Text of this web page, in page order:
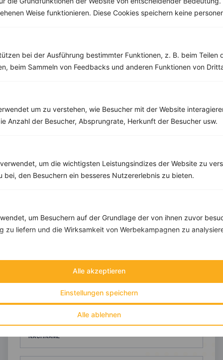
Weise funktionieren. Diese Cookies speichern keine
bei der Ausführung bestimmter Funktionen, z. B. beim Teilen
beim Sammeln von Feedbacks und anderen Funktionen von
um zu verstehen, wie Besucher mit der Website
Anzahl der Besucher, Absprungrate, Herkunft der Besucher usw.
um die wichtigsten Leistungsindizes der Website zu
bei, den Besuchern ein besseres Nutzererlebnis zu bieten.
um Besuchern auf der Grundlage der von ihnen zuvor
zu liefern und die Wirksamkeit von Werbekampagnen zu
Alle ablehnen
Einstellungen speichern
Alle akzeptieren
Vegan
Vegetarisch
Tipps & Tricks Aktionen & Rabatte
Werde Teil voninvikoo.
VORNAME
NACHNAME